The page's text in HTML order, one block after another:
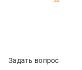
Задать вопрос